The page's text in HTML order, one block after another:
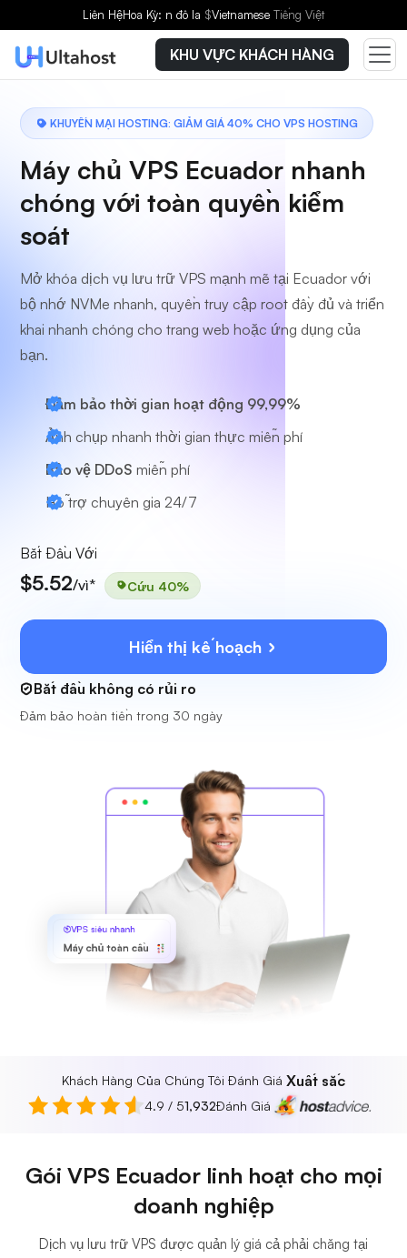
Liên HệHoa Kỳ: n đô la $Vietnamese Tiếng Việt
KHU VỰC KHÁCH HÀNG
KHUYẾN MẠI HOSTING: GIẢM GIÁ 40% CHO VPS HOSTING
Máy chủ VPS Ecuador nhanh
chóng với toàn quyền kiểm
soát
Mở khóa dịch vụ lưu trữ VPS mạnh mẽ tại Ecuador với
bộ nhớ NVMe nhanh, quyền truy cập root đầy đủ và triển
khai nhanh chóng cho trang web hoặc ứng dụng của
bạn.
Đảm bảo thời gian hoạt động 99,99%
Ảnh chụp nhanh thời gian thực miễn phí
Bảo vệ DDoS miễn phí
Hỗ trợ chuyên gia 24/7
Bắt Đầu Với
$5.52/vì* Cứu 40%
Hiển thị kế hoạch
Bắt đầu không có rủi ro
Đảm bảo hoàn tiền trong 30 ngày
VPS siêu nhanh
Máy chủ toàn cầu
Khách Hàng Của Chúng Tôi Đánh Giá Xuất sắc
4.9 / 51,932Đánh Giá
Gói VPS Ecuador linh hoạt cho mọi
doanh nghiệp
Dịch vụ lưu trữ VPS được quản lý giá cả phải chăng tại